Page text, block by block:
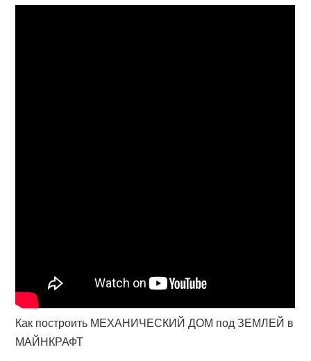
Как построить МЕХАНИЧЕСКИЙ ДОМ под ЗЕМЛЕЙ в
МАЙНКРАФТ